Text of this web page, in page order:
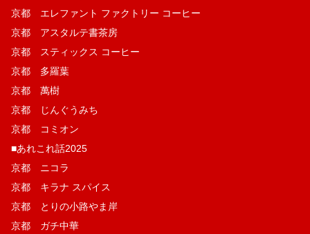
京都 エレファント ファクトリー コーヒー
京都 アスタルテ書茶房
京都 スティックス コーヒー
京都 多羅葉
京都 萬樹
京都 じんぐうみち
京都 コミオン
■あれこれ話2025
京都 ニコラ
京都 キラナ スパイス
京都 とりの小路やま岸
京都 ガチ中華